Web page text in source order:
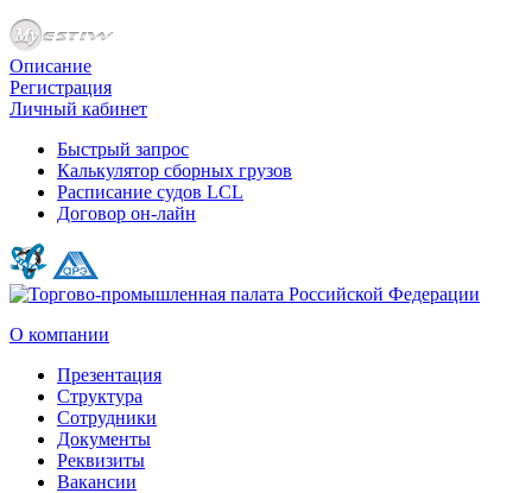
Описание
Регистрация
Личный кабинет
Быстрый запрос
Калькулятор сборных грузов
Расписание судов LCL
Договор он-лайн
О компании
Презентация
Структура
Сотрудники
Документы
Реквизиты
Вакансии